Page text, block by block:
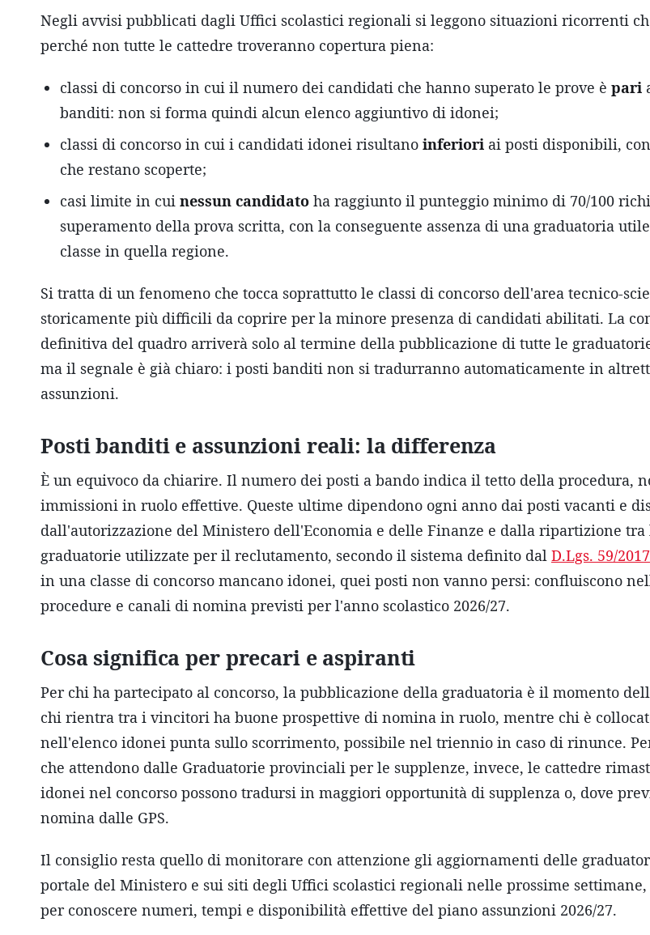
Negli avvisi pubblicati dagli Uffici scolastici regionali si leggono situazioni ricorrenti
perché non tutte le cattedre troveranno copertura piena:
classi di concorso in cui il numero dei candidati che hanno superato le prove è pari
banditi: non si forma quindi alcun elenco aggiuntivo di idonei;
classi di concorso in cui i candidati idonei risultano inferiori ai posti disponibili,
che restano scoperte;
casi limite in cui nessun candidato ha raggiunto il punteggio minimo di 70/100
superamento della prova scritta, con la conseguente assenza di una graduatoria
classe in quella regione.
Si tratta di un fenomeno che tocca soprattutto le classi di concorso dell'area tecnico-
storicamente più difficili da coprire per la minore presenza di candidati abilitati. La
definitiva del quadro arriverà solo al termine della pubblicazione di tutte le
ma il segnale è già chiaro: i posti banditi non si tradurranno automaticamente in
assunzioni.
Posti banditi e assunzioni reali: la differenza
È un equivoco da chiarire. Il numero dei posti a bando indica il tetto della procedura,
immissioni in ruolo effettive. Queste ultime dipendono ogni anno dai posti vacanti e
dall'autorizzazione del Ministero dell'Economia e delle Finanze e dalla ripartizione tra
graduatorie utilizzate per il reclutamento, secondo il sistema definito dal D.Lgs. 59/2017
in una classe di concorso mancano idonei, quei posti non vanno persi: confluiscono
procedure e canali di nomina previsti per l'anno scolastico 2026/27.
Cosa significa per precari e aspiranti
Per chi ha partecipato al concorso, la pubblicazione della graduatoria è il momento
chi rientra tra i vincitori ha buone prospettive di nomina in ruolo, mentre chi è
nell'elenco idonei punta sullo scorrimento, possibile nel triennio in caso di rinunce.
che attendono dalle Graduatorie provinciali per le supplenze, invece, le cattedre
idonei nel concorso possono tradursi in maggiori opportunità di supplenza o, dove
nomina dalle GPS.
Il consiglio resta quello di monitorare con attenzione gli aggiornamenti delle
portale del Ministero e sui siti degli Uffici scolastici regionali nelle prossime settimane,
per conoscere numeri, tempi e disponibilità effettive del piano assunzioni 2026/27.